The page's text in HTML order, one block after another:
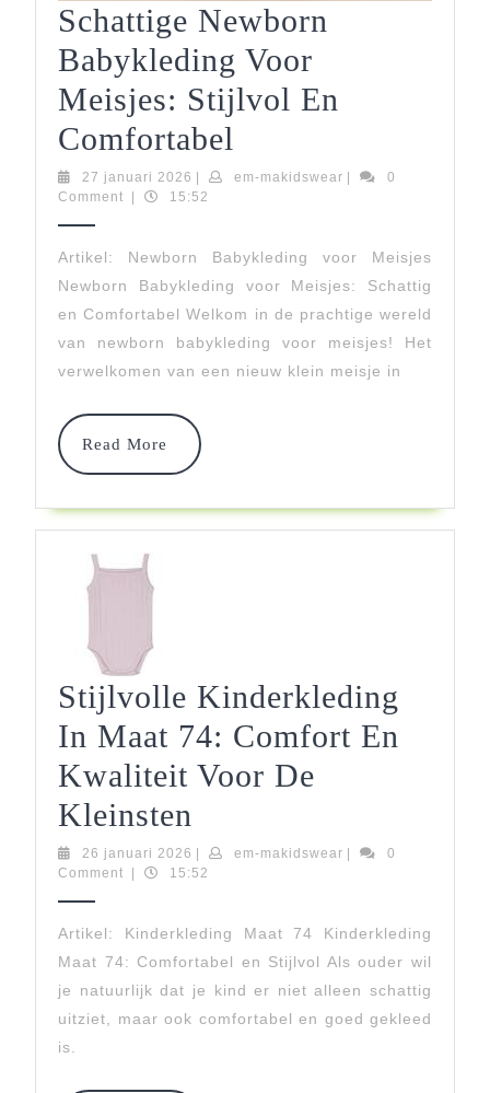
Schattige Newborn
Babykleding Voor
Meisjes: Stijlvol En
Comfortabel
Newborn
Voor
Meisjes:
Stijlvol
En
27 januari 2026 27
januari
em-makidswearem-
0
Comment
15:52
Artikel: Newborn Babykleding voor Meisjes
Newborn Babykleding voor Meisjes: Schattig
en Comfortabel Welkom in de prachtige wereld
van newborn babykleding voor meisjes! Het
verwelkomen van een nieuw klein meisje in
Read More
Read
More
Stijlvolle Kinderkleding
In Maat 74: Comfort En
Kwaliteit Voor De
Kleinsten
Kinderkleding
Maat
74:
Comfort
26 januari 2026 26
januari
em-makidswearem-
0
Comment
15:52
Artikel: Kinderkleding Maat 74 Kinderkleding
Maat 74: Comfortabel en Stijlvol Als ouder wil
je natuurlijk dat je kind er niet alleen schattig
uitziet, maar ook comfortabel en goed gekleed
is.